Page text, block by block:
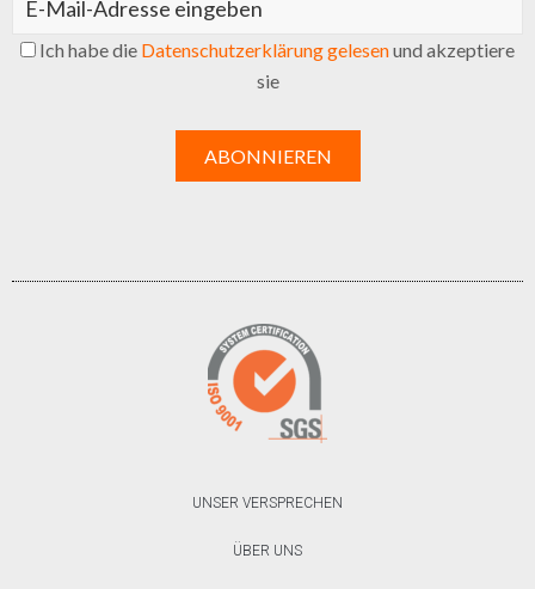
Ich habe die Datenschutzerklärung gelesenund akzeptiere
sie
UNSER VERSPRECHEN
ÜBER UNS